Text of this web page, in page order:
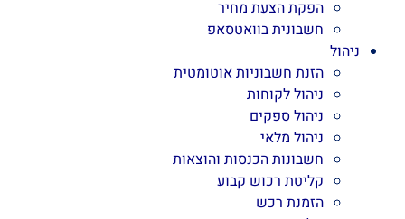
הפקת הצעת מחיר
חשבונית בוואטסאפ
ניהול
הזנת חשבוניות אוטומטית
ניהול לקוחות
ניהול ספקים
ניהול מלאי
חשבונות הכנסות והוצאות
קליטת רכוש קבוע
הזמנת רכש